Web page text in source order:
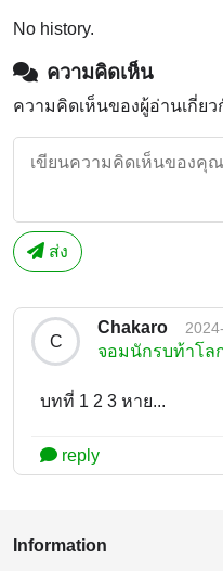
No history.
ความคิดเห็น
ความคิดเห็นของผู้อ่านเกี่ยว
ส่ง
C
Chakaro
จอมนักรบท้าโล
บทที่ 1 2 3 หาย...
reply
Information